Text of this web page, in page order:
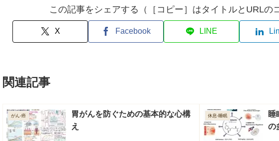
この記事をシェアする（［コピー］はタイトルとURLの
X Facebook LINE
関連記事
がん-癌
胃がんを防ぐための基本的な心構
え
休息-睡眠
睡
の